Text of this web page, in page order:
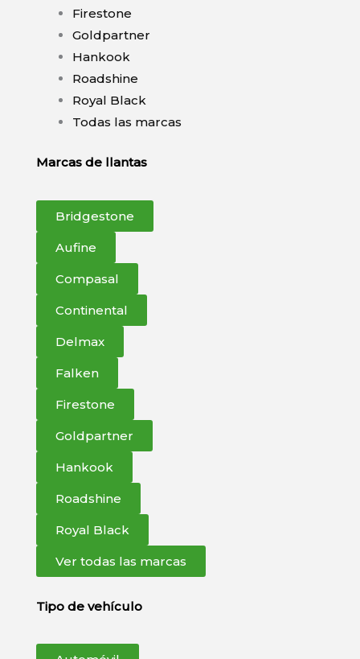
Firestone
Goldpartner
Hankook
Roadshine
Royal Black
Todas las marcas
Marcas de llantas
Bridgestone
Aufine
Compasal
Continental
Delmax
Falken
Firestone
Goldpartner
Hankook
Roadshine
Royal Black
Ver todas las marcas
Tipo de vehículo